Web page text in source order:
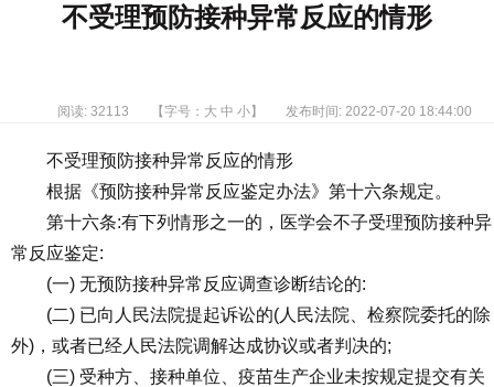
不受理预防接种异常反应的情形
发布时间: 2022-07-20 18:44:00
【字号： 大 中 小】
阅读: 32113
不受理预防接种异常反应的情形
根据《预防接种异常反应鉴定办法》第十六条规定。
第十六条:有下列情形之一的，医学会不子受理预防接种异
常反应鉴定:
(一) 无预防接种异常反应调查诊断结论的:
(二) 已向人民法院提起诉讼的(人民法院、检察院委托的除
外)，或者已经人民法院调解达成协议或者判决的;
(三) 受种方、接种单位、疫苗生产企业未按规定提交有关